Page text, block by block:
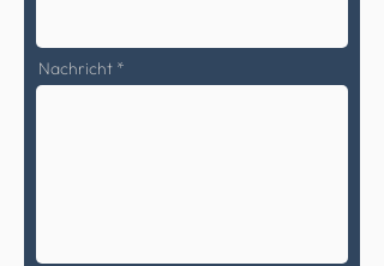
Nachricht